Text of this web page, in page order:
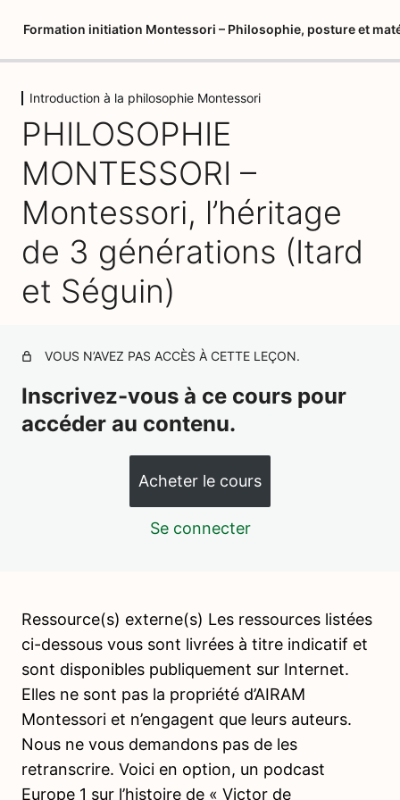
Formation initiation Montessori – Philosophie, posture et
Introduction à la philosophie
Montessori
Introduction
Créer votre album de formation vierge
Nos partenaires : matériel pédagogique
PHILOSOPHIE MONTESSORI – Montessori, l'héritage
de 3 générations (Itard et Séguin)
grands principes de sa pédagogie
l'état d'esprit Montessori
PHILOSOPHIE MONTESSORI – Préparation interne et
PHILOSOPHIE MONTESSORI – Lexique
PHILOSOPHIE MONTESSORI – La leçon en 3 temps
PHILOSOPHIE MONTESSORI – L'erreur comme clef de
réussite
Julien Peron et l'Ecole de la Vie
Offres d'emploi Montessori
Box / âges recommandés pour la première présentation
Box 1 – La deuxième boite de
couleurs
Introduction à la philosophie Montessori
PHILOSOPHIE
MONTESSORI –
Montessori, l’héritage
de 3 générations (Itard
et Séguin)
VOUS N’AVEZ PAS ACCÈS À CETTE LEÇON.
Inscrivez-vous à ce cours pour
accéder au contenu.
Acheter le cours
Se connecter
Ressource(s) externe(s) Les ressources listées
ci-dessous vous sont livrées à titre indicatif et
sont disponibles publiquement sur Internet.
Elles ne sont pas la propriété d’AIRAM
Montessori et n’engagent que leurs auteurs.
Nous ne vous demandons pas de les
retranscrire. Voici en option, un podcast
Europe 1 sur l’histoire de « Victor de